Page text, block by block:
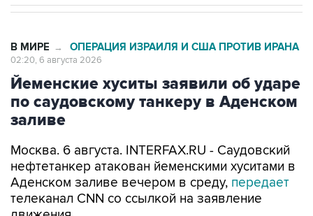
В МИРЕ → ОПЕРАЦИЯ ИЗРАИЛЯ И США ПРОТИВ ИРАНА
02:20, 6 августа 2026
Йеменские хуситы заявили об ударе
по саудовскому танкеру в Аденском
заливе
Москва. 6 августа. INTERFAX.RU - Саудовский
нефтетанкер атакован йеменскими хуситами в
Аденском заливе вечером в среду, передает
телеканал CNN со ссылкой на заявление